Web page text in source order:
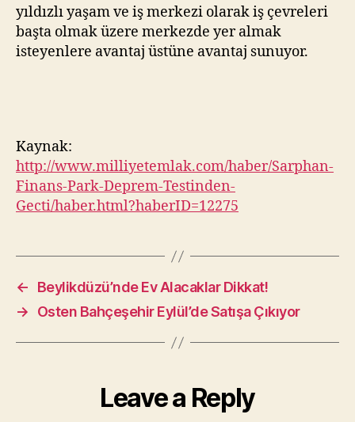
yıldızlı yaşam ve iş merkezi olarak iş çevreleri
başta olmak üzere merkezde yer almak
isteyenlere avantaj üstüne avantaj sunuyor.
Kaynak:
http://www.milliyetemlak.com/haber/Sarphan-
Finans-Park-Deprem-Testinden-
Gecti/haber.html?haberID=12275
←
Beylikdüzü’nde Ev Alacaklar Dikkat!
→
Osten Bahçeşehir Eylül’de Satışa Çıkıyor
Leave a Reply